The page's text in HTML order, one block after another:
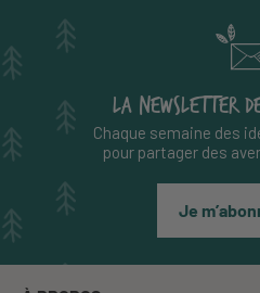
LA NEWSLETTER
Chaque semaine des
pour partager des
Je